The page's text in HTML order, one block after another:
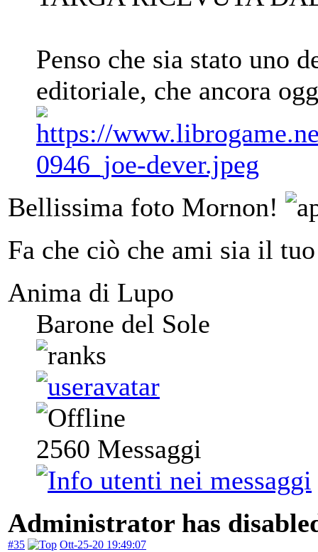
Penso che sia stato uno
editoriale, che ancora
Bellissima foto Mornon!
Fa che ciò che ami sia il
Anima di Lupo
Barone del Sole
2560 Messaggi
Administrator has
#35 Ott-25-20 19:49:07